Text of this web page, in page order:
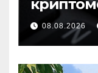
08.08.2026